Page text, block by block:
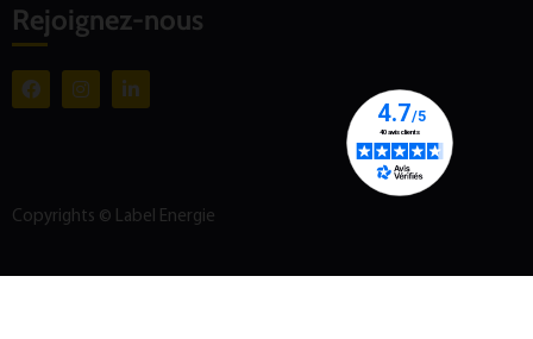
Rejoignez-nous
Copyrights © Label Energie